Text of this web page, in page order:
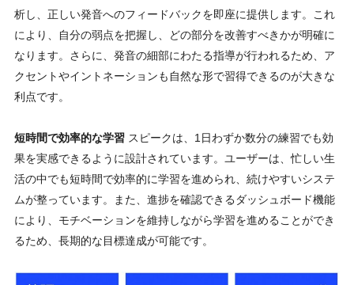
析し、正しい発音へのフィードバックを即座に提供します。これ
により、自分の弱点を把握し、どの部分を改善すべきかが明確に
なります。さらに、発音の細部にわたる指導が行われるため、ア
クセントやイントネーションも自然な形で習得できるのが大きな
利点です。
短時間で効率的な学習スピークは、1日わずか数分の練習でも効
果を実感できるように設計されています。ユーザーは、忙しい生
活の中でも短時間で効率的に学習を進められ、続けやすいシステ
ムが整っています。また、進捗を確認できるダッシュボード機能
により、モチベーションを維持しながら学習を進めることができ
るため、長期的な目標達成が可能です。